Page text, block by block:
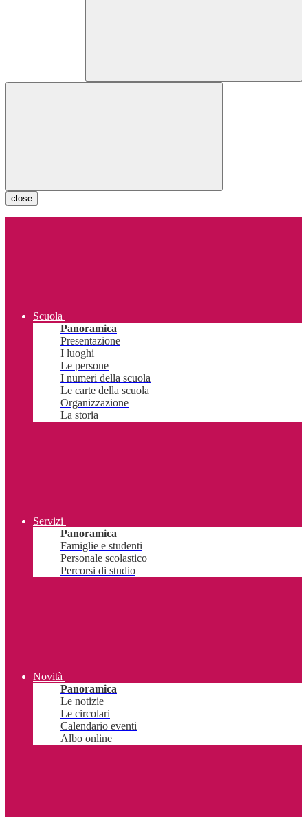
close
Scuola
Panoramica
Presentazione
I luoghi
Le persone
I numeri della scuola
Le carte della scuola
Organizzazione
La storia
Servizi
Panoramica
Famiglie e studenti
Personale scolastico
Percorsi di studio
Novità
Panoramica
Le notizie
Le circolari
Calendario eventi
Albo online